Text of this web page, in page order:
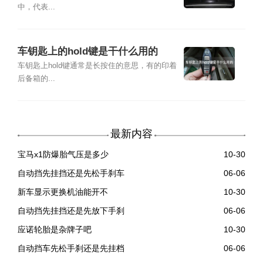
中，代表...
车钥匙上的hold键是干什么用的
车钥匙上hold键通常是长按住的意思，有的印着
后备箱的...
最新内容
宝马x1防爆胎气压是多少
10-30
自动挡先挂挡还是先松手刹车
06-06
新车显示更换机油能开不
10-30
自动挡先挂挡还是先放下手刹
06-06
应诺轮胎是杂牌子吧
10-30
自动挡车先松手刹还是先挂档
06-06